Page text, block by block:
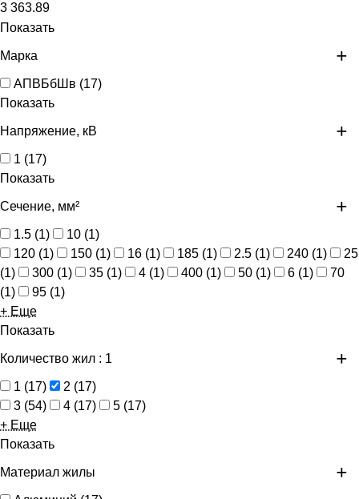
3 363.89
Показать
Марка
АПВБбШв (17)
Показать
Напряжение, кВ
1 (17)
Показать
Сечение, мм²
1.5 (1) 10 (1)
120 (1) 150 (1) 16 (1) 185 (1) 2.5 (1) 240 (1)
25
(1) 300 (1) 35 (1) 4 (1) 400 (1) 50 (1) 6 (1)
70
(1) 95 (1)
+ Еще
Показать
Количество жил : 1
1 (17) 2 (17)
3 (54) 4 (17) 5 (17)
+ Еще
Показать
Материал жилы